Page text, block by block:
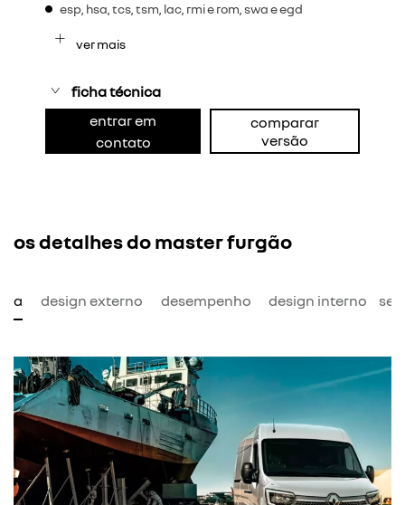
esp, hsa, tcs, tsm, lac, rmi e rom, swa e egd
ver mais
ficha técnica
entrar em
contato
comparar
versão
os detalhes do master furgão
design externo desempenho design interno